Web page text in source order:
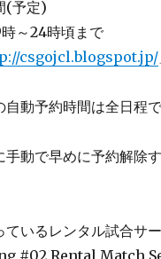
(予定)
～24時頃まで
csgojcl.blogspot.jp/
自動予約時間は全日程
手動で早めに予約解除
ているレンタル試合サ
#02 Rental Match